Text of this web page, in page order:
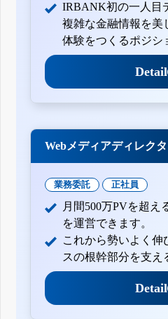
IRBANK初の一人目
複雑な金融情報を美
体験をつくるポジシ
Detail
Webメディアディレク
業務委託 正社員
月間500万PVを超え
を運営できます。
これから勢いよく伸
スの根幹部分を支え
Detail